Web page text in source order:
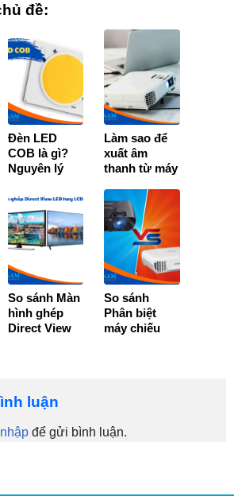
đề:
Đèn LED
COB là gì?
Nguyên lý
ứng dụng chi
tiết
Làm sao để
xuất âm
thanh từ máy
trên máy
tính?
So sánh Màn
hình ghép
Direct View
So sánh
Phân biệt
máy chiếu
luận
để gửi bình luận.